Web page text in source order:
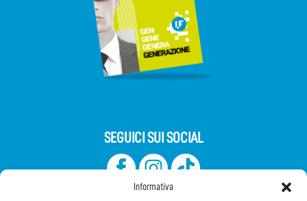
Informativa
SEGUICI SUI SOCIAL